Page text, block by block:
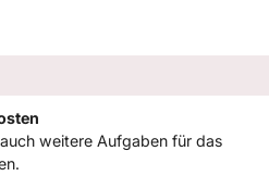
weitere Aufgaben für das